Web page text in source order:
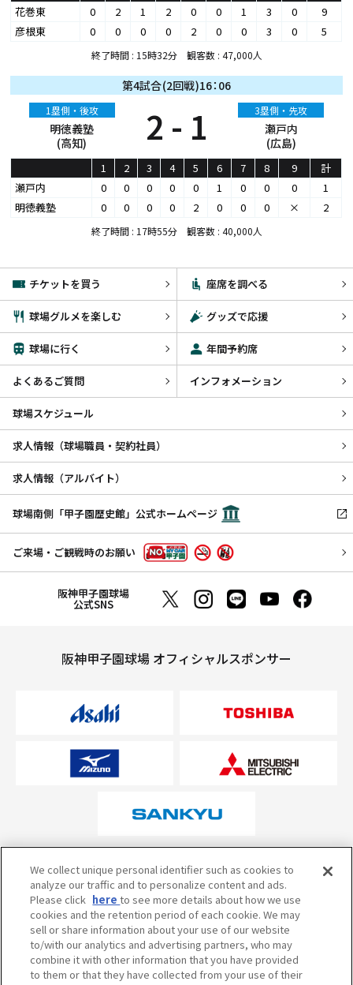
花巻東
0 2 1 2 0 0 1 3 0
9
彦根東
0 0 0 0 2 0 0 3 0 5
終了時間 : 15時32分 観客数 : 47,000人
第4試合(2回戦)16：06
1塁側・後攻
明徳義塾
(高知)
2 - 1 3塁側・先攻
瀬戸内
(広島)
1 2 3 4 5 6 7 8 9
計
瀬戸内
0 0 0 0 0 1 0 0 0
1
明徳義塾
0 0 0 0 2 0 0 0 × 2
終了時間 : 17時55分 観客数 : 40,000人
チケットを買う 座席を調べる
球場グルメを楽しむ グッズで応援
球場に行く 年間予約席
よくあるご質問 インフォメーション
球場スケジュール
求人情報（球場職員・契約社員）
求人情報（アルバイト）
球場南側「甲子園歴史館」公式ホームページ
ご来場・ご観戦時のお願い
阪神甲子園球場
公式SNS
阪神甲子園球場 オフィシャルスポンサー
オフィシャルスポンサーについて
試合の予定・状況・結果のお問い合わせ
阪神甲子園球場テレフォンサービス
050-5527-2512
We collect unique personal identifier such as cookies to
analyze our traffic and to personalize content and ads.
Please click hereto see more details about how we use
cookies and the retention period of each cookie. We may
sell or share information about your use of our website
to/with our analytics and advertising partners, who may
combine it with other information that you have provided
to them or that they have collected from your use of their